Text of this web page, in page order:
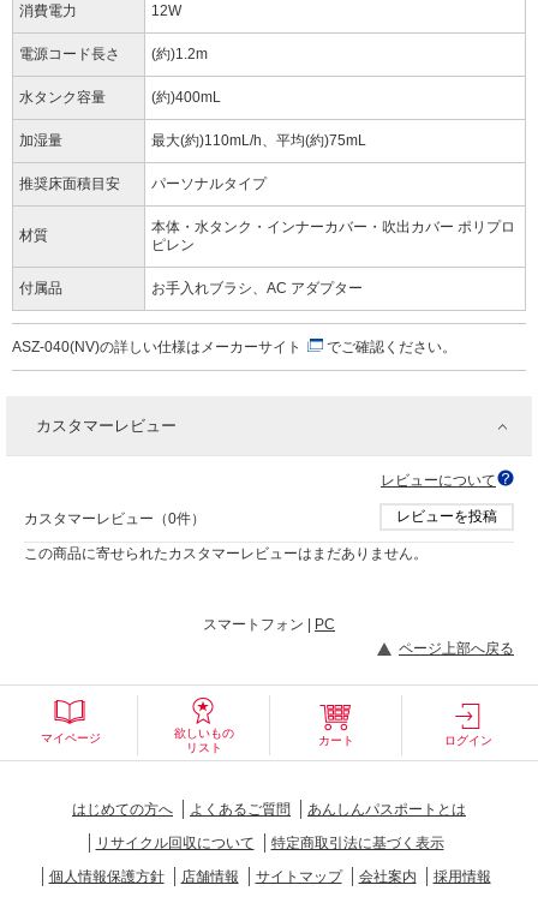
消費電力 12W
電源コード長さ (約)1.2m
水タンク容量 (約)400mL
加湿量 最大(約)110mL/h、平均(約)75mL
推奨床面積目安 パーソナルタイプ
材質
本体・水タンク・インナーカバー・吹出カバー ポリプロ
ピレン
付属品 お手入れブラシ、AC アダプター
ASZ-040(NV)の詳しい仕様は メーカーサイト でご確認ください。
カスタマーレビュー
レビューについて
カスタマーレビュー（0件） レビューを投稿
この商品に寄せられたカスタマーレビューはまだありません。
スマートフォン |
PC
ページ上部へ戻る
マイページ
欲しいもの
リスト
カート ログイン
はじめての方へ よくあるご質問
あんしんパスポートとは
リサイクル回収について
特定商取引法に基づく表示
個人情報保護方針
店舗情報 サイトマップ 会社案内 採用情報